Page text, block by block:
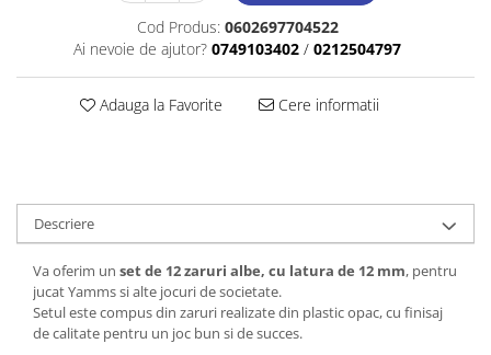
Cod Produs: 0602697704522
Ai nevoie de ajutor? 0749103402 / 0212504797
Adauga la Favorite Cere informatii
Descriere
Va oferim un set de 12 zaruri albe, cu latura de 12 mm, pentru
jucat Yamms si alte jocuri de societate.
Setul este compus din zaruri realizate din plastic opac, cu finisaj
de calitate pentru un joc bun si de succes.